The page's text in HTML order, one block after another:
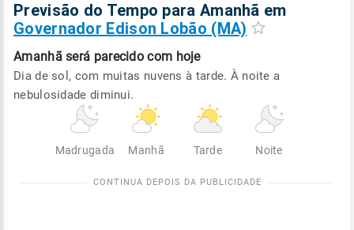
Previsão do Tempo para Amanhã em
Governador Edison Lobão (MA)
Amanhã será parecido com hoje
Dia de sol, com muitas nuvens à tarde. À noite a
nebulosidade diminui.
Madrugada Manhã Tarde Noite